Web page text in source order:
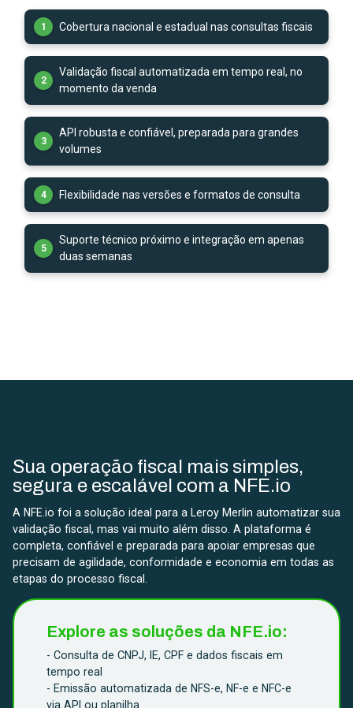
1 Cobertura nacional e estadual nas consultas fiscais
2
Validação fiscal automatizada em tempo real, no
momento da venda
3
API robusta e confiável, preparada para grandes
volumes
4 Flexibilidade nas versões e formatos de consulta
5
Suporte técnico próximo e integração em apenas
duas semanas
Sua operação fiscal mais simples,
segura e escalável com a NFE.io
A NFE.io foi a solução ideal para a Leroy Merlin automatizar sua
validação fiscal, mas vai muito além disso. A plataforma é
completa, confiável e preparada para apoiar empresas que
precisam de agilidade, conformidade e economia em todas as
etapas do processo fiscal.
Explore as soluções da NFE.io:
- Consulta de CNPJ, IE, CPF e dados fiscais em
tempo real
- Emissão automatizada de NFS-e, NF-e e NFC-e
via API ou planilha